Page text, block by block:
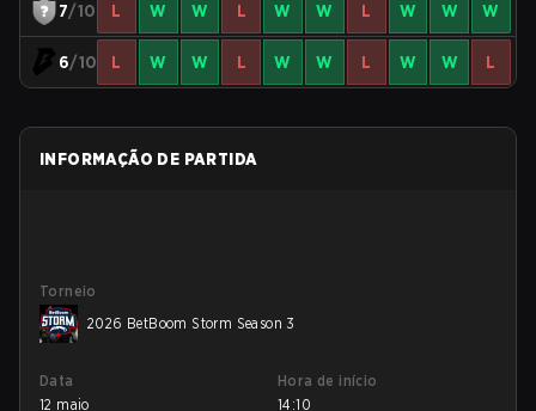
7/10 L W W L W W L W W W
6/10 L W W L W W L W W L
INFORMAÇÃO DE PARTIDA
Torneio
2026 BetBoom Storm Season 3
Data
12 maio
Hora de início
14:10